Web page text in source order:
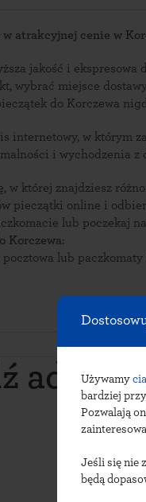
Używamy
bardziej
Pozwalają
Jeśli się nie
będą
atrakcyjnej cenie w
jakość i ekspresowa
wybrać miejsce
pieczątek do
i wychodzenia z
w której znajdziesz
lub poczekaj na
Korczewa:
pocztowa lub paczkomaty
adresy